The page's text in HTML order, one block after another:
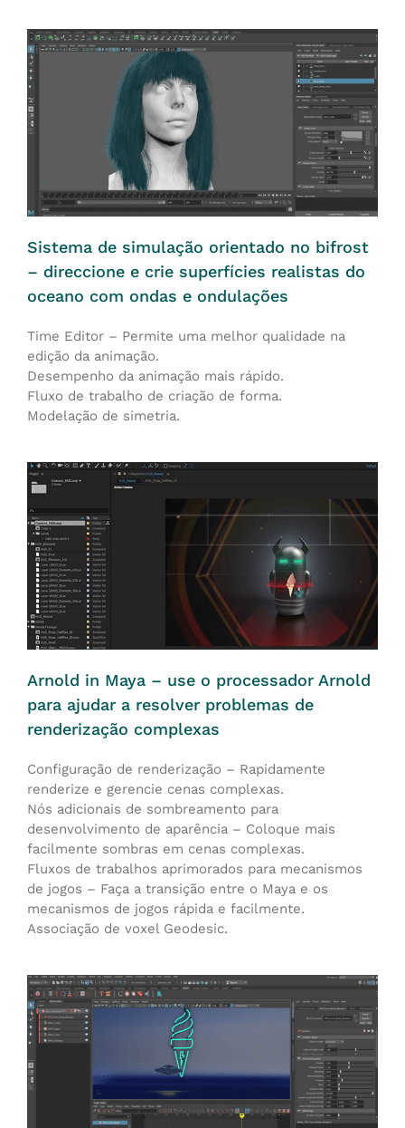
Sistema de simulação orientado no bifrost
– direccione e crie superfícies realistas do
oceano com ondas e ondulações
Time Editor – Permite uma melhor qualidade na
edição da animação.
Desempenho da animação mais rápido.
Fluxo de trabalho de criação de forma.
Modelação de simetria.
Arnold in Maya – use o processador Arnold
para ajudar a resolver problemas de
renderização complexas
Configuração de renderização – Rapidamente
renderize e gerencie cenas complexas.
Nós adicionais de sombreamento para
desenvolvimento de aparência – Coloque mais
facilmente sombras em cenas complexas.
Fluxos de trabalhos aprimorados para mecanismos
de jogos – Faça a transição entre o Maya e os
mecanismos de jogos rápida e facilmente.
Associação de voxel Geodesic.